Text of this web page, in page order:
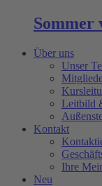
Sommer
Über uns
Unser
Leitbild
Kontakt
Ihre
Neu